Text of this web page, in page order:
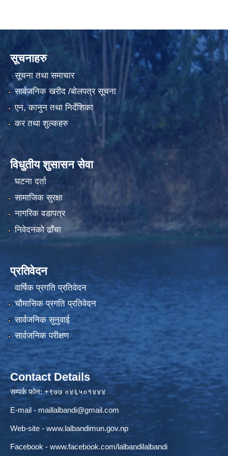
सूचनाहरु
सूचना तथा समाचार
सार्वजनिक खरीद /बोलपत्र सूचना
एन, कानुन तथा निर्देशिका
कर तथा शुल्कहरु
विधुतीय शुसासन सेवा
घटना दर्ता
सामाजिक सुरक्षा
नागरिक वडापत्र
निवेदनको ढाँचा
प्रतिवेदन
वार्षिक प्रगति प्रतिवेदन
चौमासिक प्रगति प्रतिवेदन
सार्वजनिक सुनुवाई
सार्वजनिक परीक्षण
Contact Details
सम्पर्क फोन: +९७७ ०४६५०१४४४
E-mail - maillalbandi@gmail.com
Web-site - www.lalbandimun.gov.np
Facebook - www.facebook.com/lalbandilalbandi